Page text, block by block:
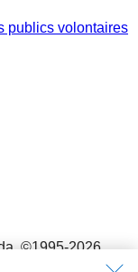
publics volontaires
©1995-2026